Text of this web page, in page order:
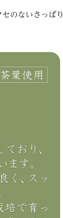
のないさっぱり